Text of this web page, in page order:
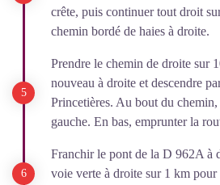
crête, puis continuer tout droit
chemin bordé de haies à droite.
Prendre le chemin de droite sur
nouveau à droite et descendre
Princetières. Au bout du
gauche. En bas, emprunter la
Franchir le pont de la D 962A à
voie verte à droite sur 1 km